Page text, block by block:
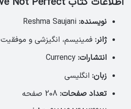
نویسنده:
ژانر: فمینیسم، انگیزشی و موفقیت
انتشارات:
زبان: انگلیسی
تعداد صفحات: